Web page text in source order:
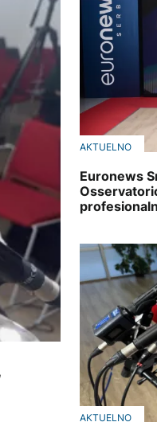
AKTUELNO
Euronews
AKTUELNO